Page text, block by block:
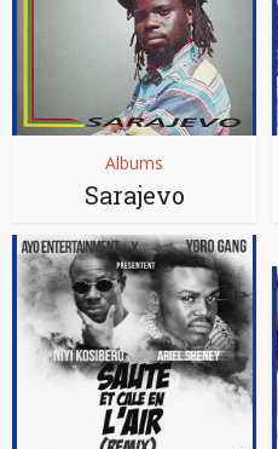
Albums
Sarajevo